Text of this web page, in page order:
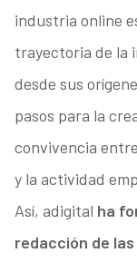
industria online
trayectoria de la
desde sus
pasos para la
convivencia
y la actividad
Así, adigital ha
redacción de